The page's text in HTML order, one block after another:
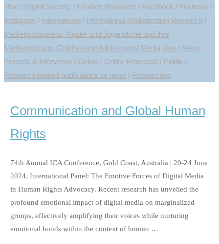
vitae / Digital Society / Emotion Research / Facebook / Featured /
Instagram / International / International Mediatization Research /
Medienkompetenz, Kinder und Jugendliche und Ihre
Mediennutzung, Children and Adolescents’ Media Use / News,
Projects & Interviews / Online / Online Research / Politik /
Research-related publications or news / Researches
Communication and Global Human
Rights
74th Annual ICA Conference, Gold Coast, Australia | 20-24 June
2024. International Panel: The Emotive Forces of Digital Media
in Human Rights Advocacy. Recent research has unveiled the
profound emotional impact of digital media on marginalized
groups, effectively amplifying their voices while nurturing
emotional bonds within the context of human …